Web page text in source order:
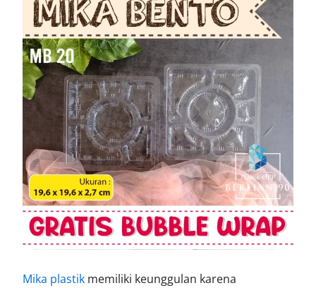
Mika plastik memiliki keunggulan karena